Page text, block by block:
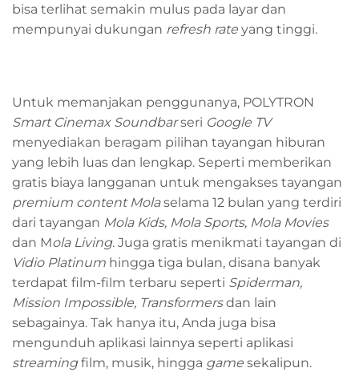
bisa terlihat semakin mulus pada layar dan
mempunyai dukungan refresh rate yang tinggi.
Untuk memanjakan penggunanya, POLYTRON
Smart Cinemax Soundbarseri Google TV
menyediakan beragam pilihan tayangan hiburan
yang lebih luas dan lengkap. Seperti memberikan
gratis biaya langganan untuk mengakses tayangan
premium content Molaselama 12 bulan yang terdiri
dari tayangan Mola Kids, Mola Sports, Mola Movies
dan Mola Living. Juga gratis menikmati tayangan di
Vidio Platinum hingga tiga bulan, disana banyak
terdapat film-film terbaru seperti Spiderman,
Mission Impossible, Transformersdan lain
sebagainya. Tak hanya itu, Anda juga bisa
mengunduh aplikasi lainnya seperti aplikasi
streamingfilm, musik, hingga game sekalipun.